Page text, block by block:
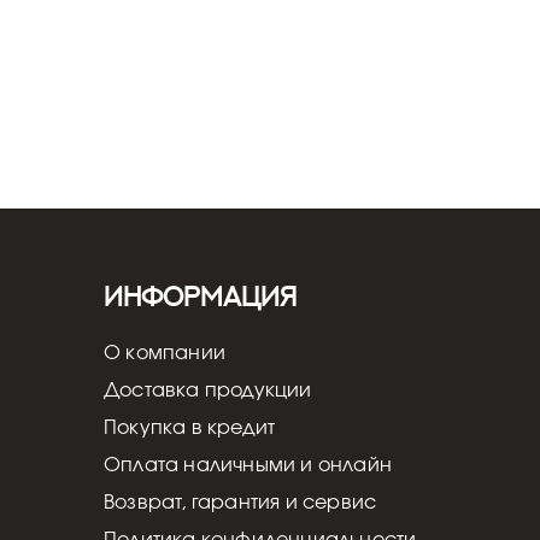
Информация
О компании
Доставка продукции
Покупка в кредит
Оплата наличными и онлайн
Возврат, гарантия и сервис